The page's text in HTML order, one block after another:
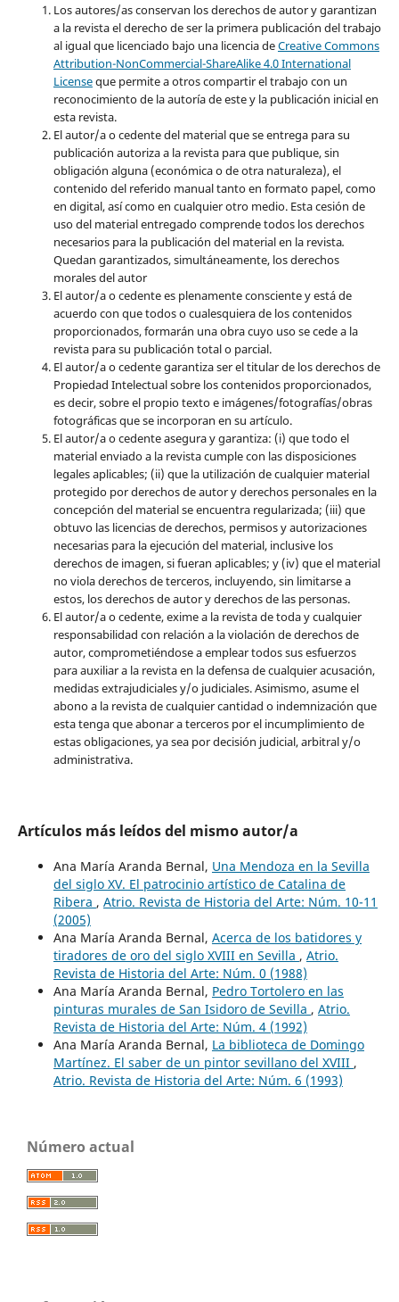
Los autores/as conservan los derechos de autor y garantizan
a la revista el derecho de ser la primera publicación del trabajo
al igual que licenciado bajo una licencia deCreative Commons
Attribution-NonCommercial-ShareAlike 4.0 International
Licenseque permite a otros compartir el trabajo con un
reconocimiento de la autoría de este y la publicación inicial en
esta revista.
El autor/a o cedente del material que se entrega para su
publicación autoriza a la revista para que publique, sin
obligación alguna (económica o de otra naturaleza), el
contenido del referido manual tanto en formato papel, como
en digital, así como en cualquier otro medio. Esta cesión de
uso del material entregado comprende todos los derechos
necesarios para la publicación del material en la revista.
Quedan garantizados, simultáneamente, los derechos
morales del autor
El autor/a o cedente es plenamente consciente y está de
acuerdo con que todos o cualesquiera de los contenidos
proporcionados, formarán una obra cuyo uso se cede a la
revista para su publicación total o parcial.
El autor/a o cedente garantiza ser el titular de los derechos de
Propiedad Intelectual sobre los contenidos proporcionados,
es decir, sobre el propio texto e imágenes/fotografías/obras
fotográficas que se incorporan en su artículo.
El autor/a o cedente asegura y garantiza: (i) que todo el
material enviado a la revista cumple con las disposiciones
legales aplicables; (ii) que la utilización de cualquier material
protegido por derechos de autor y derechos personales en la
concepción del material se encuentra regularizada; (iii) que
obtuvo las licencias de derechos, permisos y autorizaciones
necesarias para la ejecución del material, inclusive los
derechos de imagen, si fueran aplicables; y (iv) que el material
no viola derechos de terceros, incluyendo, sin limitarse a
estos, los derechos de autor y derechos de las personas.
El autor/a o cedente, exime a la revista de toda y cualquier
responsabilidad con relación a la violación de derechos de
autor, comprometiéndose a emplear todos sus esfuerzos
para auxiliar a la revista en la defensa de cualquier acusación,
medidas extrajudiciales y/o judiciales. Asimismo, asume el
abono a la revista de cualquier cantidad o indemnización que
esta tenga que abonar a terceros por el incumplimiento de
estas obligaciones, ya sea por decisión judicial, arbitral y/o
administrativa.
Artículos más leídos del mismo autor/a
Ana María Aranda Bernal, Una Mendoza en la Sevilla
del siglo XV. El patrocinio artístico de Catalina de
Ribera , Atrio. Revista de Historia del Arte: Núm. 10-11
(2005)
Ana María Aranda Bernal, Acerca de los batidores y
tiradores de oro del siglo XVIII en Sevilla , Atrio.
Revista de Historia del Arte: Núm. 0 (1988)
Ana María Aranda Bernal, Pedro Tortolero en las
pinturas murales de San Isidoro de Sevilla , Atrio.
Revista de Historia del Arte: Núm. 4 (1992)
Ana María Aranda Bernal, La biblioteca de Domingo
Martínez. El saber de un pintor sevillano del XVIII ,
Atrio. Revista de Historia del Arte: Núm. 6 (1993)
Número actual